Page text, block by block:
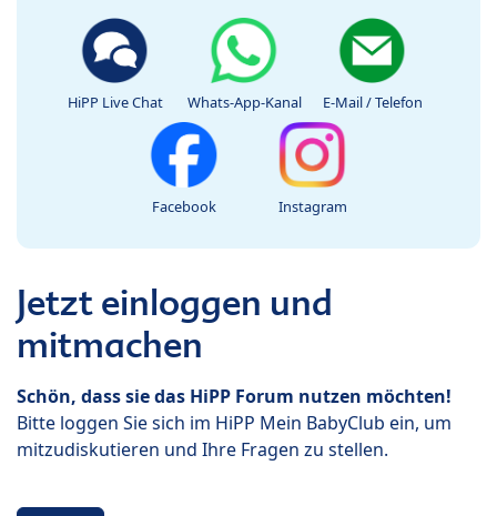
HiPP Live Chat Whats-App-Kanal E-Mail / Telefon
Facebook Instagram
Jetzt einloggen und
mitmachen
Schön, dass sie das HiPP Forum nutzen möchten!
Bitte loggen Sie sich im HiPP Mein BabyClub ein, um
mitzudiskutieren und Ihre Fragen zu stellen.